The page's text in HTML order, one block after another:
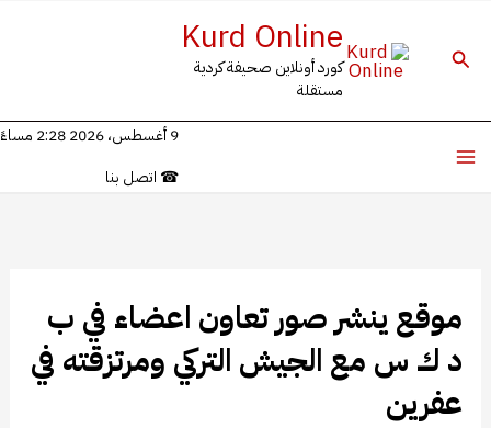
البحث Kurd Online
كورد أونلاين صحيفة كردية
مستقلة
9 أغسطس، 2026 2:28 مساءً
☎اتصل بنا
موقع ينشر صور تعاون اعضاء في ب
د ك س مع الجيش التركي ومرتزقته في
عفرين